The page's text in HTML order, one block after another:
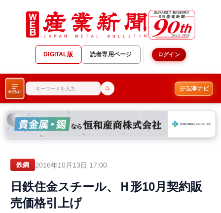
DIGITAL版 読者専用ページ ログイン
MENU
記事ナビ
鉄鋼 2016年10月13日 17:00
日鉄住金スチール、Ｈ形10月契約販
売価格引上げ